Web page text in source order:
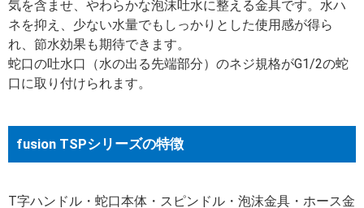
気を含ませ、やわらかな泡沫吐水に整える金具です。水ハ
ネを抑え、少ない水量でもしっかりとした使用感が得ら
れ、節水効果も期待できます。
蛇口の吐水口（水の出る先端部分）のネジ規格がG1/2の蛇
口に取り付けられます。
fusion TSPシリーズの特徴
T字ハンドル・蛇口本体・スピンドル・泡沫金具・ホース金